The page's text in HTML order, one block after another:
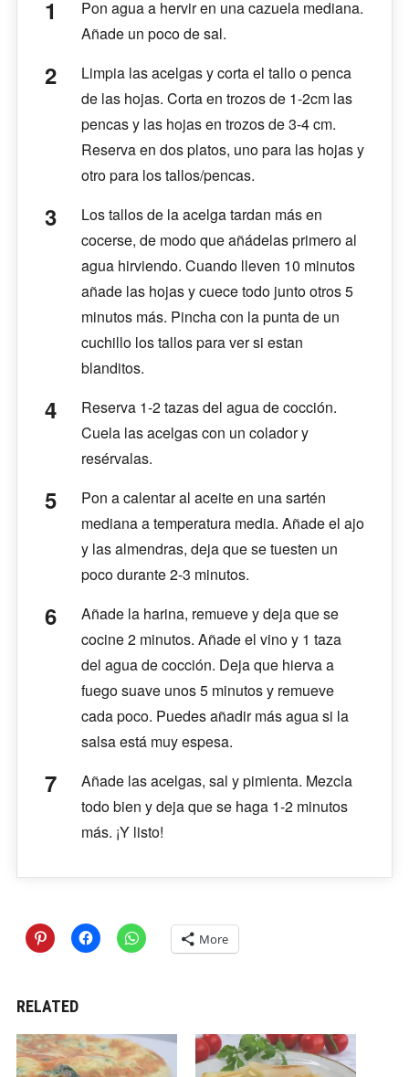
Pon agua a hervir en una cazuela mediana.
Añade un poco de sal.
Limpia las acelgas y corta el tallo o penca
de las hojas. Corta en trozos de 1-2cm las
pencas y las hojas en trozos de 3-4 cm.
Reserva en dos platos, uno para las hojas y
otro para los tallos/pencas.
Los tallos de la acelga tardan más en
cocerse, de modo que añádelas primero al
agua hirviendo. Cuando lleven 10 minutos
añade las hojas y cuece todo junto otros 5
minutos más. Pincha con la punta de un
cuchillo los tallos para ver si estan
blanditos.
Reserva 1-2 tazas del agua de cocción.
Cuela las acelgas con un colador y
resérvalas.
Pon a calentar al aceite en una sartén
mediana a temperatura media. Añade el ajo
y las almendras, deja que se tuesten un
poco durante 2-3 minutos.
Añade la harina, remueve y deja que se
cocine 2 minutos. Añade el vino y 1 taza
del agua de cocción. Deja que hierva a
fuego suave unos 5 minutos y remueve
cada poco. Puedes añadir más agua si la
salsa está muy espesa.
Añade las acelgas, sal y pimienta. Mezcla
todo bien y deja que se haga 1-2 minutos
más. ¡Y listo!
More
RELATED